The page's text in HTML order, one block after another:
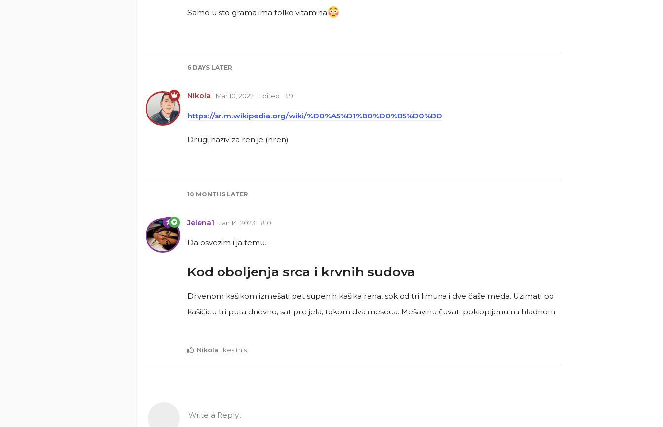
Samo u sto grama ima tolko vitamina
6 DAYS LATER
Nikola Mar 10, 2022 Edited #9
https://sr.m.wikipedia.org/wiki/%D0%A5%D1%80%D0%B5%D0%BD
Drugi naziv za ren je (hren)
10 MONTHS LATER
Jelena1 Jan 14, 2023 #10
Da osvezim i ja temu.
Kod oboljenja srca i krvnih sudova
Drvenom kašikom izmešati pet supenih kašika rena, sok od tri limuna i dve čaše meda. Uzimati po
kašičicu tri puta dnevno, sat pre jela, tokom dva meseca. Mešavinu čuvati poklopljenu na hladnom
Nikola likes this
Write a Reply...